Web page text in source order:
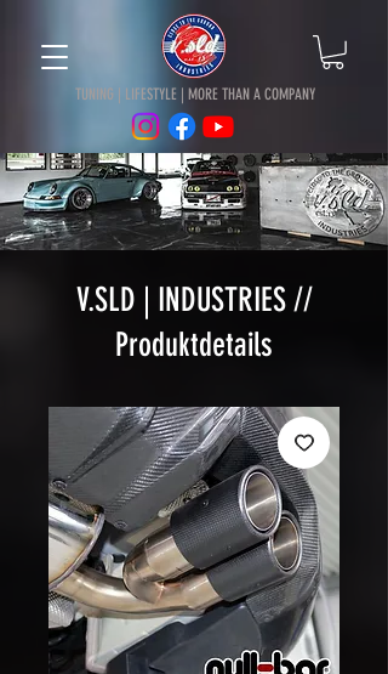
TUNING | LIFESTYLE | MORE THAN A COMPANY
V.SLD | INDUSTRIES //
Produktdetails